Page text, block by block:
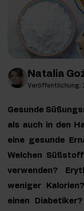
Natalia
Veröffentlichung:
Gesunde
als auch in den
eine gesunde
Welchen
verwenden?
weniger
einen